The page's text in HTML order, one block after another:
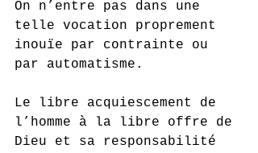
On n’entre pas dans une
telle vocation proprement
inouïe par contrainte ou
par automatisme.
Le libre acquiescement de
l’homme à la libre offre de
Dieu et sa responsabilité